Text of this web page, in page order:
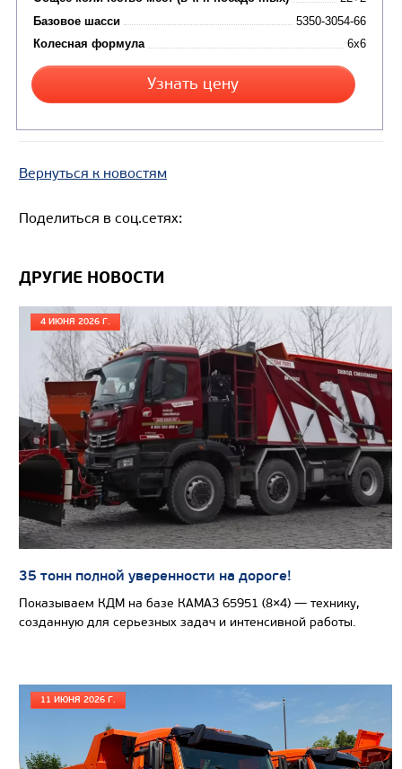
АВТОБУС ВАХТОВЫЙ НЕФАЗ 4208-0000511-
Цена по запросу
Производитель
Модель ДВС
Cummins ISB6.7E5
Общее количество мест (в т.ч. посадочных)
Базовое шасси
Узнать цену
Вернуться к новостям
Поделиться в соц.сетях:
ДРУГИЕ НОВОСТИ
4 ИЮНЯ 2026 Г.
35 тонн полной уверенности на дороге!
Показываем КДМ на базе КАМАЗ 65951 (8×4) — технику,
созданную для серьезных задач и интенсивной работы.
11 ИЮНЯ 2026 Г.